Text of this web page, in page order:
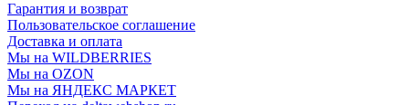
Гарантия и возврат
Пользовательское соглашение
Доставка и оплата
Мы на WILDBERRIES
Мы на OZON
Мы на ЯНДЕКС МАРКЕТ